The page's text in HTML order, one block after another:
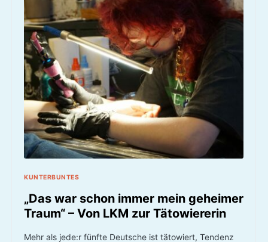
KUNTERBUNTES
„Das war schon immer mein geheimer
Traum“ – Von LKM zur Tätowiererin
Mehr als jede:r fünfte Deutsche ist tätowiert, Tendenz